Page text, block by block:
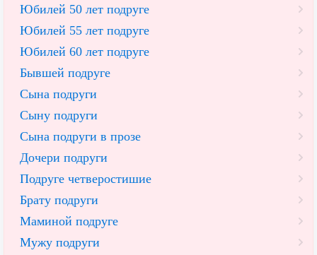
Юбилей 50 лет подруге
Юбилей 55 лет подруге
Юбилей 60 лет подруге
Бывшей подруге
Сына подруги
Сыну подруги
Сына подруги в прозе
Дочери подруги
Подруге четверостишие
Брату подруги
Маминой подруге
Мужу подруги